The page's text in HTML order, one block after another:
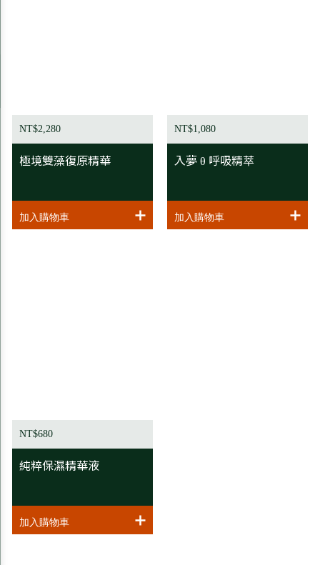
NT$2,280
極境雙藻復原精華
NT$1,080
入夢 θ 呼吸精萃
NT$680
純粹保濕精華液